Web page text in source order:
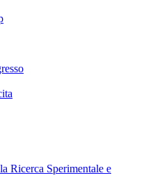
Ricerca Sperimentale e